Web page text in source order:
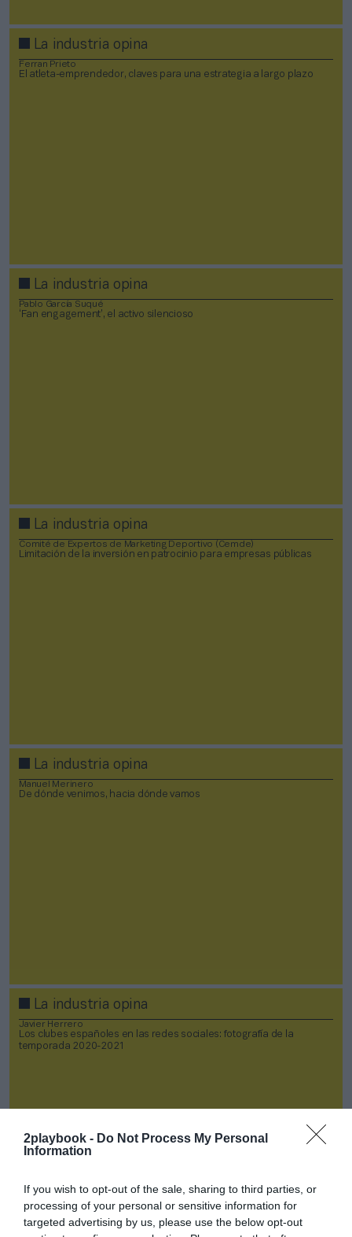
2playbook - Do Not Process My Personal
Information
If you wish to opt-out of the sale, sharing to third parties, or
processing of your personal or sensitive information for
targeted advertising by us, please use the below opt-out
La industria opina
Ferran Prieto
El atleta-emprendedor, claves para una estrategia a largo plazo
La industria opina
Pablo García Suqué
‘Fan engagement’, el activo silencioso
La industria opina
Comité de Expertos de Marketing Deportivo (Cemde)
Limitación de la inversión en patrocinio para empresas públicas
La industria opina
Manuel Merinero
De dónde venimos, hacia dónde vamos
La industria opina
Javier Herrero
Los clubes españoles en las redes sociales: fotografía de la
temporada 2020-2021